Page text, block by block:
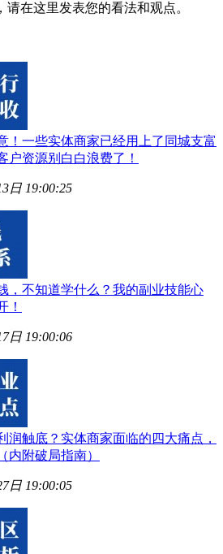
在这里发表您的看法和观点。
！一些实体商家已经用上了同城支富
户资源别白白浪费了！
日 19:00:25
，不知道学什么？我的副业技能心
！
日 19:00:06
润触底？实体商家面临的四大痛点，
内附破局指南）
日 19:00:05